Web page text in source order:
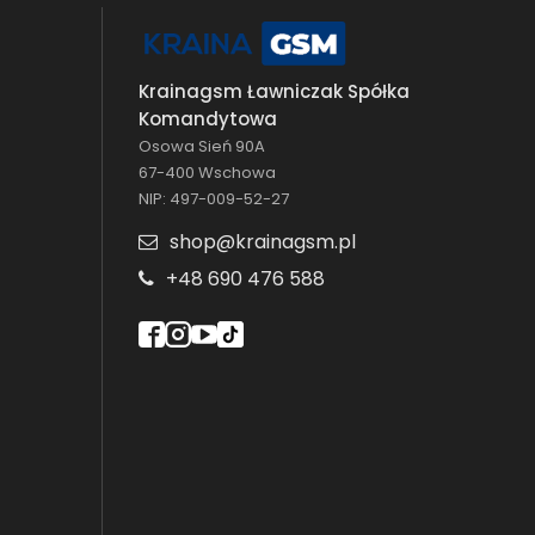
Krainagsm Ławniczak Spółka
Komandytowa
Osowa Sień 90A
67-400 Wschowa
NIP: 497-009-52-27
shop@krainagsm.pl
+48 690 476 588